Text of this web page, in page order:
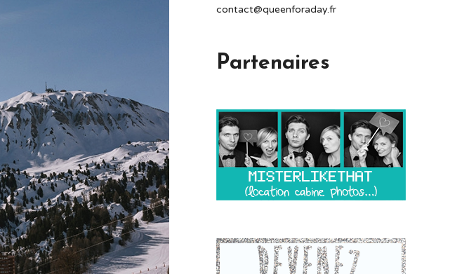
contact@queenforaday.fr
Partenaires